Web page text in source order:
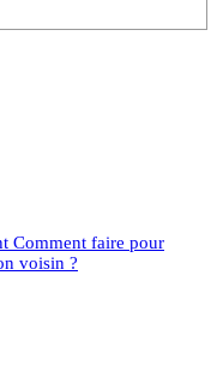
Comment faire pour
voisin ?